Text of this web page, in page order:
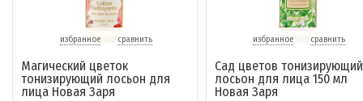
избранное сравнить
Магический цветок
тонизирующий лосьон для
лица Новая Заря
избранное сравнить
Сад цветов тонизирующий
лосьон для лица 150 мл
Новая Заря